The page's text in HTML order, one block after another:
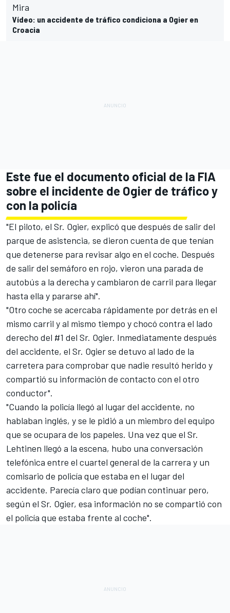
Mira
Vídeo: un accidente de tráfico condiciona a Ogier en
Croacia
Este fue el documento oficial de la FIA
sobre el incidente de Ogier de tráfico y
con la policía
"El piloto, el Sr. Ogier, explicó que después de salir del
parque de asistencia, se dieron cuenta de que tenían
que detenerse para revisar algo en el coche. Después
de salir del semáforo en rojo, vieron una parada de
autobús a la derecha y cambiaron de carril para llegar
hasta ella y pararse ahí".
"Otro coche se acercaba rápidamente por detrás en el
mismo carril y al mismo tiempo y chocó contra el lado
derecho del #1 del Sr. Ogier. Inmediatamente después
del accidente, el Sr. Ogier se detuvo al lado de la
carretera para comprobar que nadie resultó herido y
compartió su información de contacto con el otro
conductor".
"Cuando la policía llegó al lugar del accidente, no
hablaban inglés, y se le pidió a un miembro del equipo
que se ocupara de los papeles. Una vez que el Sr.
Lehtinen llegó a la escena, hubo una conversación
telefónica entre el cuartel general de la carrera y un
comisario de policía que estaba en el lugar del
accidente. Parecía claro que podían continuar pero,
según el Sr. Ogier, esa información no se compartió con
el policía que estaba frente al coche".